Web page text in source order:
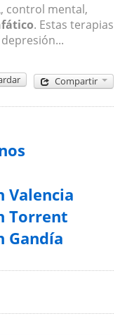
control mental,
. Estas terapias
Compartir
Valencia
Torrent
Gandía